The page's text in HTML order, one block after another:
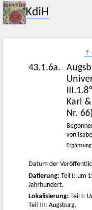
KdiH
↑
43.1.6a.
Karl
Nr. 66)
von
Datum der
Datierung: Teil I: um
Jahrhundert.
Lokalisierung: Teil I:
Teil III: Augsburg.